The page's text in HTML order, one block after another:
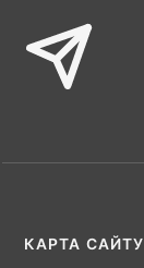
КАРТА САЙТУ